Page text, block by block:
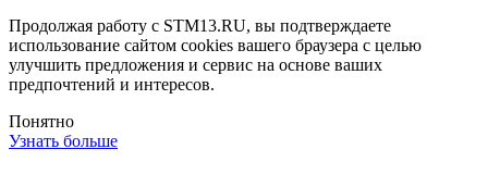
Продолжая работу с STM13.RU, вы подтверждаете
использование сайтом cookies вашего браузера с целью
улучшить предложения и сервис на основе ваших
предпочтений и интересов.
Понятно
Узнать больше